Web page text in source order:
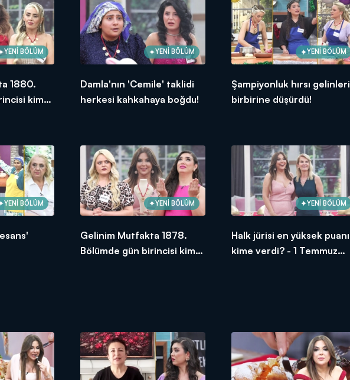
YENİ BÖLÜM
1880.
kim
YENİ BÖLÜM
Damla'nın 'Cemile' taklidi
herkesi kahkahaya boğdu!
YENİ BÖLÜM
Şampiyonluk hırsı gelinleri
birbirine düşürdü!
YENİ BÖLÜM YENİ BÖLÜM
Gelinim Mutfakta 1878.
Bölümde gün birincisi kim
YENİ BÖLÜM
Halk jürisi en yüksek puanı
kime verdi? - 1 Temmuz